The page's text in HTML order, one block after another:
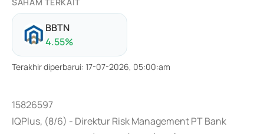
BBTN
4.55%
Terakhir diperbarui: 17-07-2026, 05:00:am
15826597
IQPlus, (8/6) - Direktur Risk Management PT Bank